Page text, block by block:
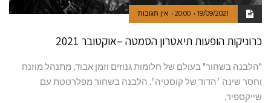
19/09/2021
20:00 אין תגובות
כרוניקות הופעות תיאטרון הסמטה –אוקטובר 2021
"הלבנה בשחור" בעולם של חלומות גנוזים וזמן אבוד, מתנהל מוזנח
וחסר שינה ׳הדוד של קוסטיה׳. הלבנה בשחור מפלרטטת עם
שייקספיר,